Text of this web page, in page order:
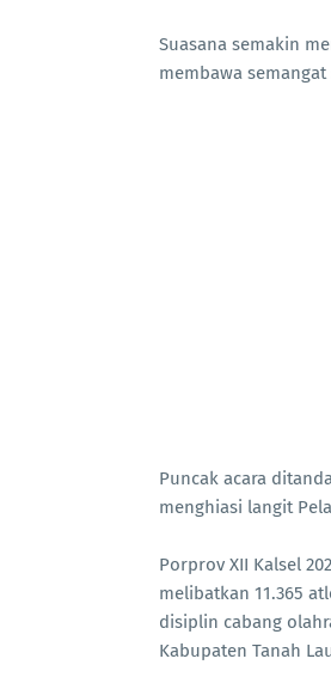
Suasana semakin
membawa
Puncak acara
menghiasi langit
Porprov XII Kalsel
melibatkan 11.365
disiplin cabang
Kabupaten Tanah